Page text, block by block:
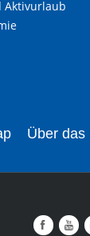
Aktivurlaub
Über das